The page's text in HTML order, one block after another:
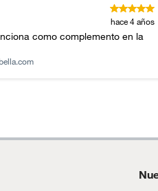
hace 4 años
como complemento en la